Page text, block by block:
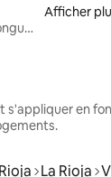
Locations moyenne et longue durée
Afficher
s'appliquer en
La Rioja